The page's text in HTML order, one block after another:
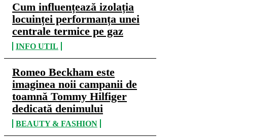
Cum influențează izolația
locuinței performanța unei
centrale termice pe gaz
INFO UTIL
Romeo Beckham este
imaginea noii campanii de
toamnă Tommy Hilfiger
dedicată denimului
BEAUTY & FASHION